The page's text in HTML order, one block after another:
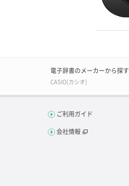
電子辞書のメーカーから探す
CASIO(カシオ)
ご利用ガイド
会社情報